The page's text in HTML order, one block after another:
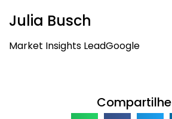
Julia Busch
Market Insights LeadGoogle
Compartilhe